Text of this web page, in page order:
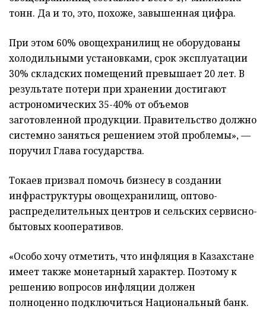
тонн. Да и то, это, похоже, завышенная цифра.
При этом 60% овощехранилищ не оборудованы
холодильными установками, срок эксплуатации
30% складских помещений превышает 20 лет. В
результате потери при хранении достигают
астрономических 35-40% от объемов
заготовленной продукции. Правительство должно
системно заняться решением этой проблемы», —
поручил Глава государства.
Токаев призвал помочь бизнесу в создании
инфраструктуры овощехранилищ, оптово-
распределительных центров и сельских сервисно-
бытовых кооперативов.
«Особо хочу отметить, что инфляция в Казахстане
имеет также монетарный характер. Поэтому к
решению вопросов инфляции должен
полноценно подключиться Национальный банк.